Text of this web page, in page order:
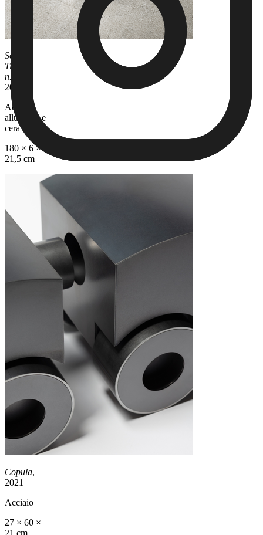
Senza
Titolo
n.180
2010
Acciaio,
alluminio e
cera d'api
180 × 6 ×
21,5 cm
Copula,
2021
Acciaio
27 × 60 ×